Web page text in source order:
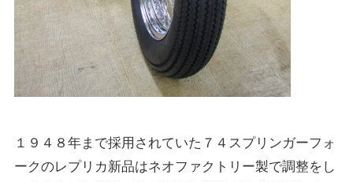
１９４８年まで採用されていた７４スプリンガーフォ
ークのレプリカ新品はネオファクトリー製で調整をし